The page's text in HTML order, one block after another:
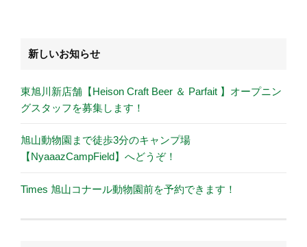
新しいお知らせ
東旭川新店舗【Heison Craft Beer ＆ Parfait 】オープニン
グスタッフを募集します！
旭山動物園まで徒歩3分のキャンプ場
【NyaaazCampField】へどうぞ！
Times 旭山コナール動物園前を予約できます！